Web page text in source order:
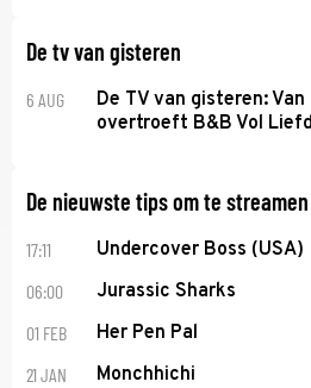
De tv van gisteren
6 AUG
De TV van gisteren:
overtroeft B&B Vol
De nieuwste tips om te streamen
17:11 Undercover Boss (USA)
06:00 Jurassic Sharks
01 FEB Her Pen Pal
21 JAN Monchhichi